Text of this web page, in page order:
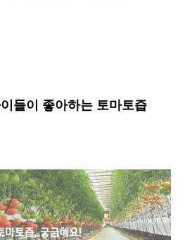
들이 좋아하는 토마토즙